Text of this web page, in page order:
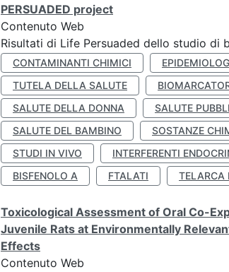
PERSUADED project
Contenuto Web
Risultati di Life Persuaded dello studio di
CONTAMINANTI CHIMICI
TUTELA DELLA SALUTE
SALUTE DELLA DONNA
SALUTE
SALUTE DEL BAMBINO
SOSTANZE
STUDI IN VIVO
INTERFERENTI
BISFENOLO A
FTALATI TELARCA
Toxicological Assessment of Oral Co-
Juvenile Rats at Environmentally
Effects
Contenuto Web